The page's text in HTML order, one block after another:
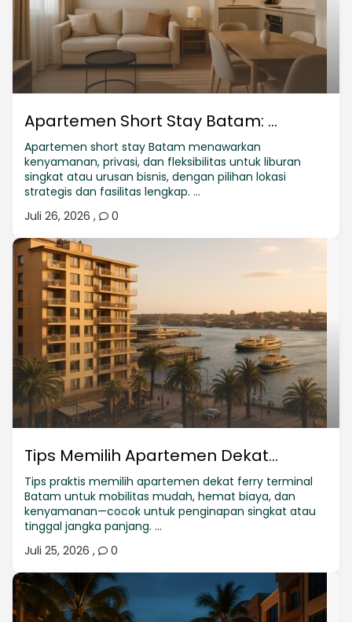
Apartemen Short Stay Batam: ...
Apartemen short stay Batam menawarkan
kenyamanan, privasi, dan fleksibilitas untuk liburan
singkat atau urusan bisnis, dengan pilihan lokasi
strategis dan fasilitas lengkap. ...
Juli 26, 2026 , 0
Tips Memilih Apartemen Dekat...
Tips praktis memilih apartemen dekat ferry terminal
Batam untuk mobilitas mudah, hemat biaya, dan
kenyamanan—cocok untuk penginapan singkat atau
tinggal jangka panjang. ...
Juli 25, 2026 , 0